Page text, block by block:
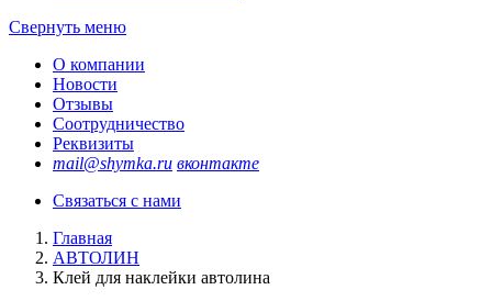
Свернуть меню
О компании
Новости
Отзывы
Соотрудничество
Реквизиты
mail@shymka.ru вконтакте
Связаться с нами
Главная
АВТОЛИН
Клей для наклейки автолина